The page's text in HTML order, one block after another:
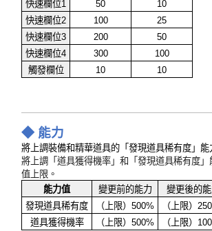
快速欄位1
50
10
快速欄位2
100
25
快速欄位3
200
50
快速欄位4
300
100
觸發欄位
10 10
◆ 能力
將上調裝備和精華道具的「發現道具稀有度」能
將上調「道具獲得機率」和「發現道具稀有度
值上限。
能力值
變更前的能力
變更後的
發現道具稀有度
（上限）500%
（上限）
道具獲得機率
（上限）500%
（上限）